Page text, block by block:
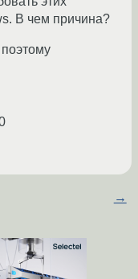
В чем причина?
→